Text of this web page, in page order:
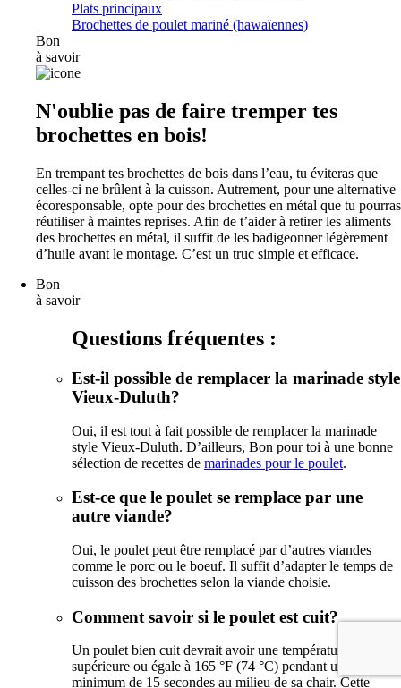
Plats principaux
Brochettes de poulet mariné (hawaïennes)
Bon
à savoir
N'oublie pas de faire tremper tes
brochettes en bois!
En trempant tes brochettes de bois dans l’eau, tu éviteras que
celles-ci ne brûlent à la cuisson. Autrement, pour une alternative
écoresponsable, opte pour des brochettes en métal que tu pourras
réutiliser à maintes reprises. Afin de t’aider à retirer les aliments
des brochettes en métal, il suffit de les badigeonner légèrement
d’huile avant le montage. C’est un truc simple et efficace.
Bon
à savoir
Questions fréquentes :
Est-il possible de remplacer la marinade style
Vieux-Duluth?
Oui, il est tout à fait possible de remplacer la marinade
style Vieux-Duluth. D’ailleurs, Bon pour toi à une bonne
sélection de recettes de marinades pour le poulet.
Est-ce que le poulet se remplace par une
autre viande?
Oui, le poulet peut être remplacé par d’autres viandes
comme le porc ou le boeuf. Il suffit d’adapter le temps de
cuisson des brochettes selon la viande choisie.
Comment savoir si le poulet est cuit?
Un poulet bien cuit devrait avoir une température
supérieure ou égale à 165 °F (74 °C) pendant un
minimum de 15 secondes au milieu de sa chair. Cette